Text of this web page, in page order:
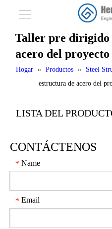
Taller pre dirigido
acero del
Hogar » Productos » Steel
estructura de acero del
LISTA DEL
CONTÁCTENOS
* Name
* Email